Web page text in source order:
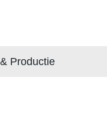
Productie